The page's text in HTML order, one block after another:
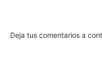
Deja tus comentarios a